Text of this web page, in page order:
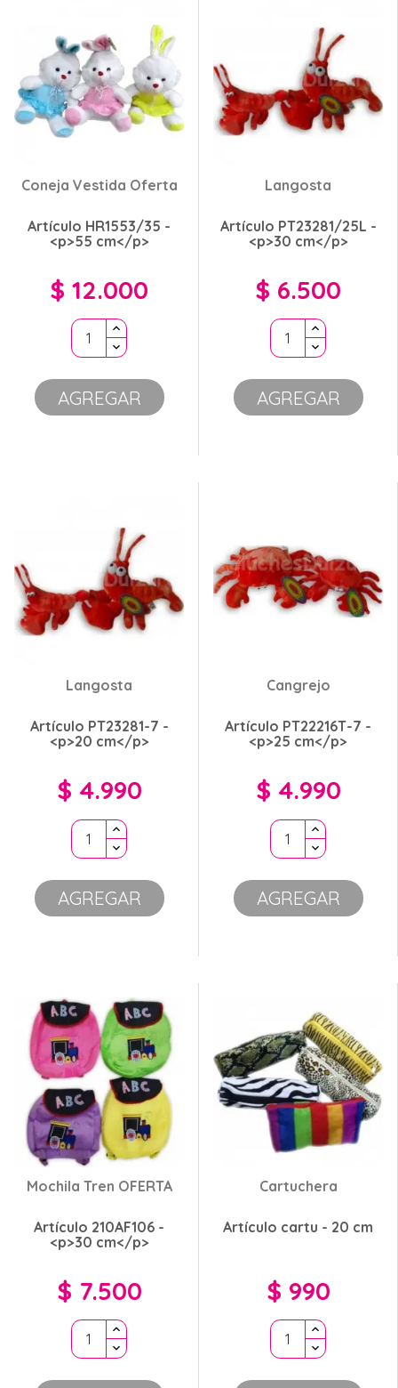
Coneja Vestida Oferta
Artículo HR1553/35 -
<p>55 cm</p>
Precio
$ 12.000
AGREGAR
Langosta
Artículo PT23281/25L -
<p>30 cm</p>
Precio
$ 6.500
AGREGAR
Langosta
Artículo PT23281-7 -
<p>20 cm</p>
Precio
$ 4.990
AGREGAR
Cangrejo
Artículo PT22216T-7 -
<p>25 cm</p>
Precio
$ 4.990
AGREGAR
Mochila Tren OFERTA
Artículo 210AF106 -
<p>30 cm</p>
Precio
$ 7.500
Cartuchera
Artículo cartu - 20 cm
Precio
$ 990